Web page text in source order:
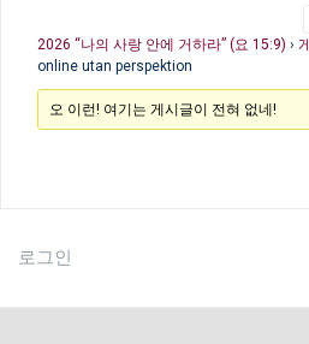
2026 “나의 사랑 안에 거하라” (요 15:9) ›
online utan perspektion
오 이런! 여기는 게시글이 전혀 없네!
로그인